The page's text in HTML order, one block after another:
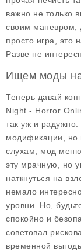
важно не только
своим маневром,
просто игра, это
Разве не
Ищем моды
Теперь давай
Night - Horror
так уж и
модификации, но
слухам, мод меню
эту мрачную, но
наткнуться на
немало
уровни. Но,
спокойно и
советовал
временной